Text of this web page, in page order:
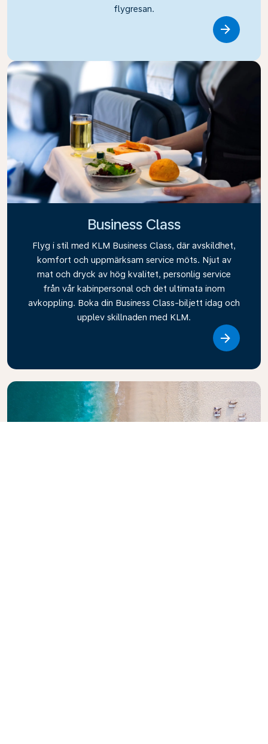
flygresan.
Business Class
Flyg i stil med KLM Business Class, där avskildhet,
komfort och uppmärksam service möts. Njut av
mat och dryck av hög kvalitet, personlig service
från vår kabinpersonal och det ultimata inom
avkoppling. Boka din Business Class-biljett idag och
upplev skillnaden med KLM.